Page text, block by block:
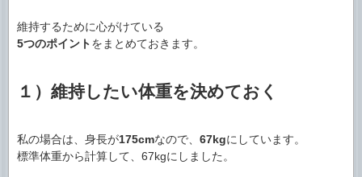
維持するために心がけている
5つのポイントをまとめておきます。
１）維持したい体重を決めておく
私の場合は、身長が175cmなので、 67kgにしています。
標準体重から計算して、67kgにしました。